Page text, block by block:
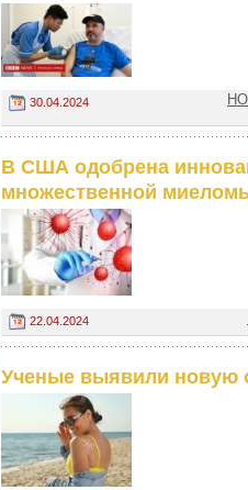
30.04.2024
В США одобрена
множественной
22.04.2024
Ученые выявили новую